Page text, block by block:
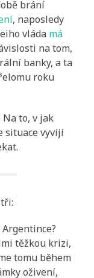
brání
, naposledy
vláda má
na tom,
banky, a ta
roku
to, v jak
situace vyvíjí
těžkou krizi,
tomu během
oživení,